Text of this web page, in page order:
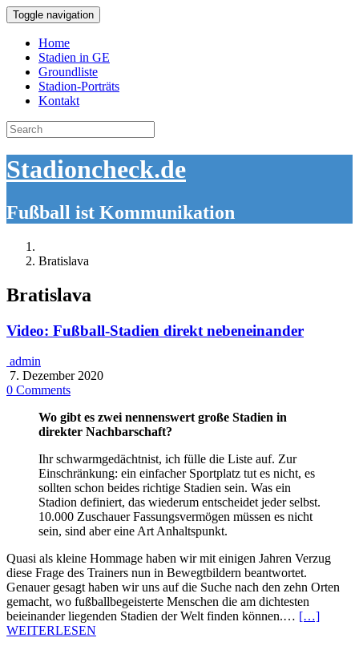
Toggle navigation
Home
Stadien in GE
Groundliste
Stadion-Porträts
Kontakt
Search
for:
Stadioncheck.de
Fußball ist Kommunikation
Bratislava
Bratislava
Video: Fußball-Stadien direkt nebeneinander
admin
7. Dezember 2020
0 Comments
Wo gibt es zwei nennenswert große Stadien in
direkter Nachbarschaft?
Ihr schwarmgedächtnist, ich fülle die Liste auf. Zur
Einschränkung: ein einfacher Sportplatz tut es nicht, es
sollten schon beides richtige Stadien sein. Was ein
Stadion definiert, das wiederum entscheidet jeder selbst.
10.000 Zuschauer Fassungsvermögen müssen es nicht
sein, sind aber eine Art Anhaltspunkt.
Quasi als kleine Hommage haben wir mit einigen Jahren Verzug
diese Frage des Trainers nun in Bewegtbildern beantwortet.
Genauer gesagt haben wir uns auf die Suche nach den zehn Orten
gemacht, wo fußballbegeisterte Menschen die am dichtesten
beieinander liegenden Stadien der Welt finden können.… […]
WEITERLESEN